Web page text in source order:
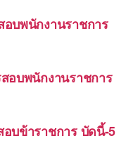
บพนักงานราชการ
อบพนักงานราชการ
บข้าราชการ บัดนี้-5